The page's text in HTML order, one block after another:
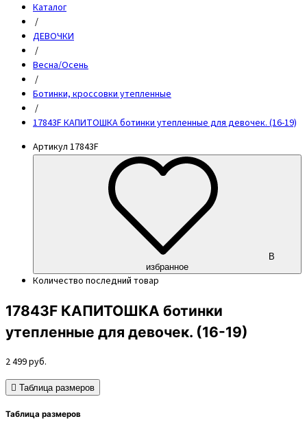
Каталог
/
ДЕВОЧКИ
/
Весна/Осень
/
Ботинки, кроссовки утепленные
/
17843F КАПИТОШКА ботинки утепленные для девочек. (16-19)
Артикул 17843F
В
избранное
Количество последний товар
17843F КАПИТОШКА ботинки
утепленные для девочек. (16-19)
2 499руб.
Таблица размеров
Таблица размеров